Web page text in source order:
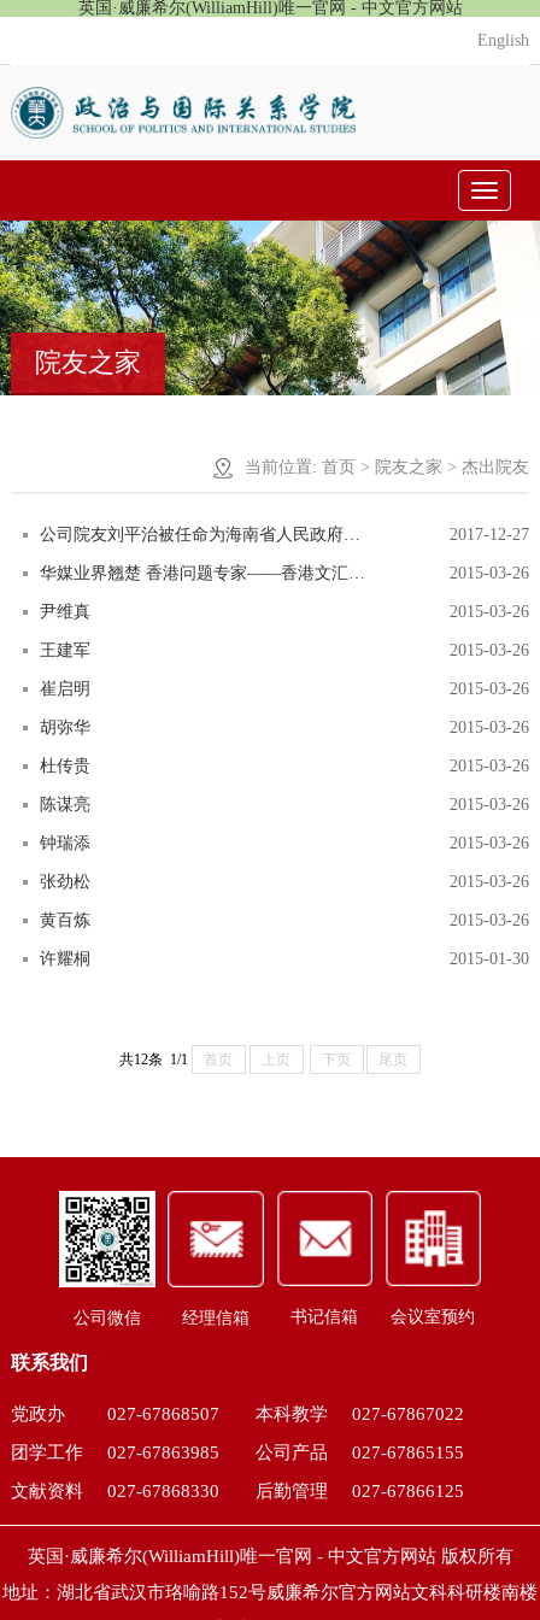
英国·威廉希尔(WilliamHill)唯一官网 - 中文官方网站
English
Toggle
院友之家
当前位置:首页 > 院友之家 > 杰出院友
公司院友刘平治被任命为海南省人民政府副省长 2017-12-27
华媒业界翘楚 香港问题专家——香港文汇报总编辑李晓惠 2015-03-26
尹维真 2015-03-26
王建军 2015-03-26
崔启明 2015-03-26
胡弥华 2015-03-26
杜传贵 2015-03-26
陈谋亮 2015-03-26
钟瑞添 2015-03-26
张劲松 2015-03-26
黄百炼 2015-03-26
许耀桐 2015-01-30
共12条 1/1 首页 上页 下页 尾页
公司微信 经理信箱 书记信箱 会议室预约
联系我们
党政办 027-67868507 本科教学
027-67867022
团学工作
027-67863985 公司产品
027-67865155
文献资料
027-67868330 后勤管理 027-67866125
英国·威廉希尔(WilliamHill)唯一官网 - 中文官方网站 版权所有
地址：湖北省武汉市珞喻路152号威廉希尔官方网站文科科研楼南楼